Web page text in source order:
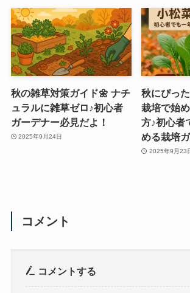
秋の雑草対策ガイド🌼 ナチ
ュラルに雑草ゼロ♪初心者
ガーデナー必見だよ！
2025年9月24日
秋にぴっ
栽培で始
方♪初心者
める栽培
2025年9月23
コメント
コメントする